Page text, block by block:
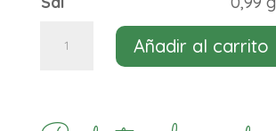
Añadir al carrito